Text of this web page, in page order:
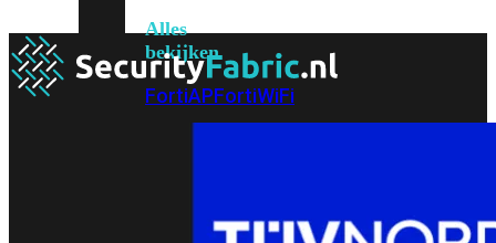
Alles
bekijken
FortiAPFortiWiFi